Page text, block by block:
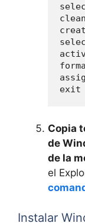
clean
exit
Copia
de
de la
el
Instalar